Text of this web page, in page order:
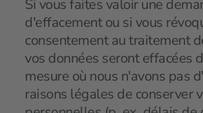
Si vous faites valoir une
d'effacement ou si vous
consentement au traitement
vos données seront effacées
mesure où nous n'avons pas
raisons légales de conserver